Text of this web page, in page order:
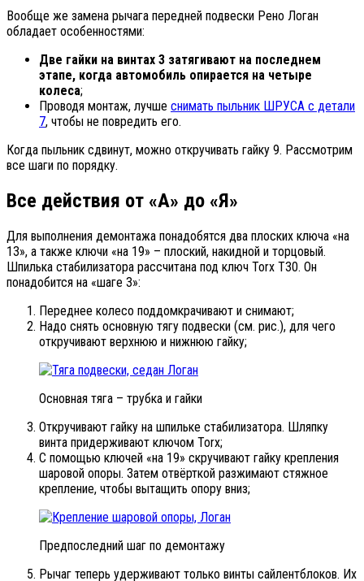
Вообще же замена рычага передней подвески Рено Логан
обладает особенностями:
Две гайки на винтах 3 затягивают на последнем
этапе, когда автомобиль опирается на четыре
колеса;
Проводя монтаж, лучше снимать пыльник ШРУСА с детали
7, чтобы не повредить его.
Когда пыльник сдвинут, можно откручивать гайку 9. Рассмотрим
все шаги по порядку.
Все действия от «А» до «Я»
Для выполнения демонтажа понадобятся два плоских ключа «на
13», а также ключи «на 19» – плоский, накидной и торцовый.
Шпилька стабилизатора рассчитана под ключ Torx T30. Он
понадобится на «шаге 3»:
Переднее колесо поддомкрачивают и снимают;
Надо снять основную тягу подвески (см. рис.), для чего
откручивают верхнюю и нижнюю гайку;
Основная тяга – трубка и гайки
Откручивают гайку на шпильке стабилизатора. Шляпку
винта придерживают ключом Torx;
С помощью ключей «на 19» скручивают гайку крепления
шаровой опоры. Затем отвёрткой разжимают стяжное
крепление, чтобы вытащить опору вниз;
Предпоследний шаг по демонтажу
Рычаг теперь удерживают только винты сайлентблоков. Их